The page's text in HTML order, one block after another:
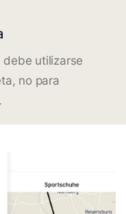
debe utilizarse
no para